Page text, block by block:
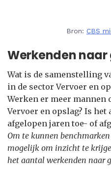
Bron: CBS
Werkenden
Wat is de samenstelling
in de sector Vervoer en
Werken er meer mannen
Vervoer en opslag? Is het
afgelopen jaren toe- of
Om te kunnen
mogelijk om inzicht te
het aantal werkenden naar